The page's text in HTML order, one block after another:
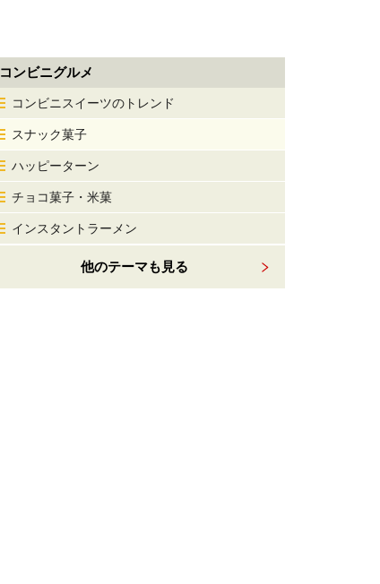
コンビニグルメ
コンビニスイーツのトレンド
スナック菓子
ハッピーターン
チョコ菓子・米菓
インスタントラーメン
他のテーマも見る